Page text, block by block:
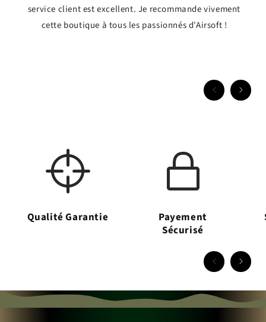
service client est excellent. Je recommande vivement
cette boutique à tous les passionnés d'Airsoft !
Qualité Garantie
Payement
Sécurisé